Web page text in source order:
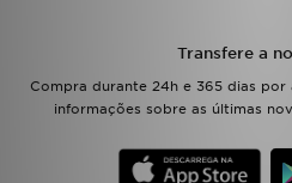
Transfere a
Compra durante 24h e 365 dias por
informações sobre as últimas